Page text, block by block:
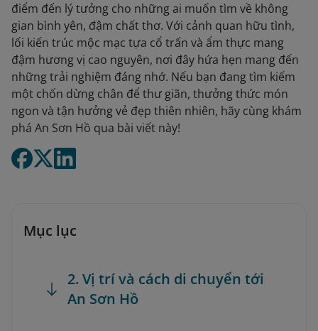
điểm đến lý tưởng cho những ai muốn tìm về không
gian bình yên, đậm chất thơ. Với cảnh quan hữu tình,
lối kiến trúc mộc mạc tựa cổ trấn và ẩm thực mang
đậm hương vị cao nguyên, nơi đây hứa hẹn mang đến
những trải nghiệm đáng nhớ. Nếu bạn đang tìm kiếm
một chốn dừng chân để thư giãn, thưởng thức món
ngon và tận hưởng vẻ đẹp thiên nhiên, hãy cùng khám
phá An Sơn Hồ qua bài viết này!
Mục lục
2. Vị trí và cách di chuyển tới
An Sơn Hồ